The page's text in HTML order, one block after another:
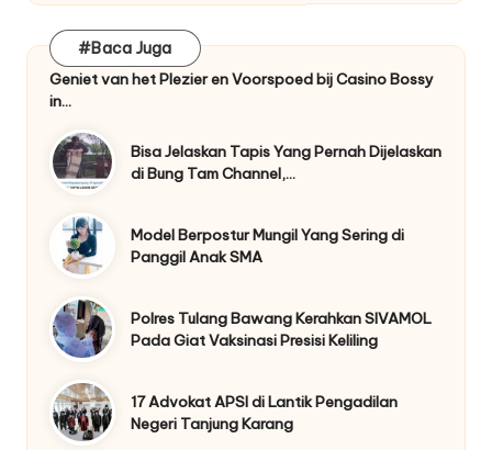
#Baca Juga
Geniet van het Plezier en Voorspoed bij Casino Bossy
in…
Bisa Jelaskan Tapis Yang Pernah Dijelaskan
di Bung Tam Channel,…
Model Berpostur Mungil Yang Sering di
Panggil Anak SMA
Polres Tulang Bawang Kerahkan SIVAMOL
Pada Giat Vaksinasi Presisi Keliling
17 Advokat APSI di Lantik Pengadilan
Negeri Tanjung Karang